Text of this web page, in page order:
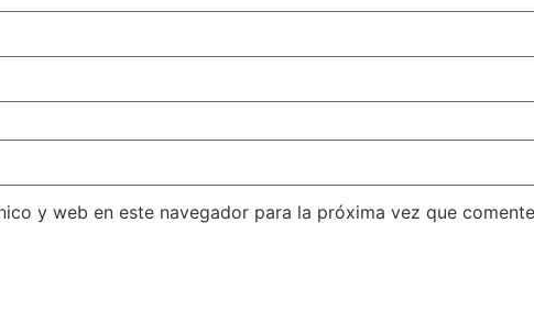
y web en este navegador para la próxima vez que